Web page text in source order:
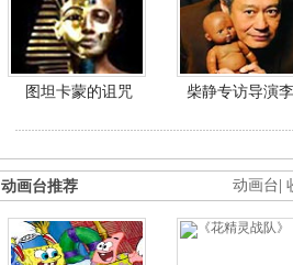
图坦卡蒙的诅咒 柴静专访导演
动画台
动画台推荐